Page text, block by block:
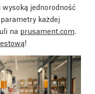
wysoką jednorodność
każdej
na prusament.com.
!